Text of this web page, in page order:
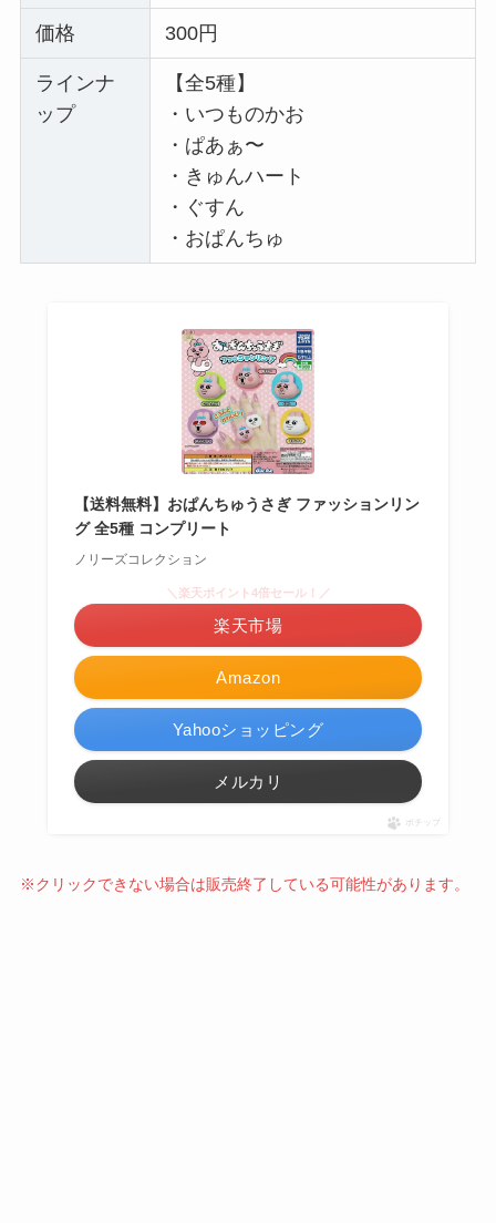
価格 300円
ラインナ
ップ
【全5種】
・いつものかお
・ぱあぁ〜
・きゅんハート
・ぐすん
・おぱんちゅ
【送料無料】おぱんちゅうさぎ ファッションリン
グ 全5種 コンプリート
ノリーズコレクション
Amazon
＼楽天ポイント4倍セール！／
楽天市場
Yahooショッピング
メルカリ
ポチップ
※クリックできない場合は販売終了している可能性があります。